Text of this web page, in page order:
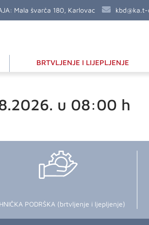
Mala švarča 180, Karlovac
BRTVLJENJE I LIJEPLJENJE
u 08:00 h
PODRŠKA (brtvljenje i ljepljenje)